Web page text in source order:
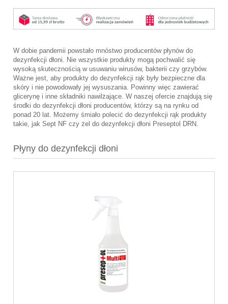
W dobie pandemii powstało mnóstwo producentów płynów do
dezynfekcji dłoni. Nie wszystkie produkty mogą pochwalić się
wysoką skutecznością w usuwaniu wirusów, bakterii czy grzybów.
Ważne jest, aby produkty do dezynfekcji rąk były bezpieczne dla
skóry i nie powodowały jej wysuszania. Powinny więc zawierać
glicerynę i inne składniki nawilżające. W naszej ofercie znajdują się
środki do dezynfekcji dłoni producentów, którzy są na rynku od
ponad 20 lat. Możemy śmiało polecić do dezynfekcji rąk produkty
takie, jak Sept NF czy żel do dezynfekcji dłoni Preseptol DRN.
Płyny do dezynfekcji dłoni